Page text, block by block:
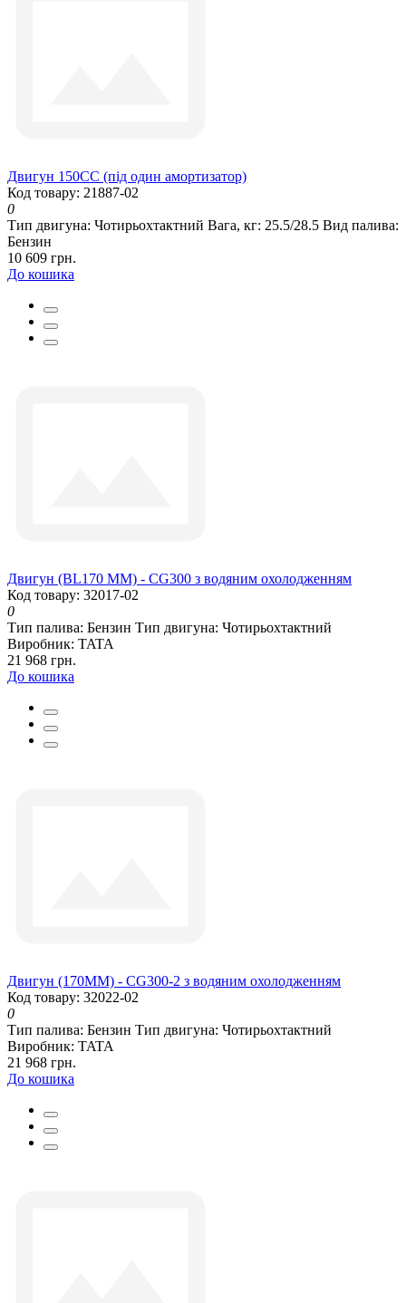
Двигун 150СС (під один амортизатор)
Код товару: 21887-02
0
Тип двигуна: Чотирьохтактний Вага, кг: 25.5/28.5 Вид палива:
Бензин
10 609 грн.
До кошика
Двигун (BL170 ММ) - CG300 з водяним охолодженням
Код товару: 32017-02
0
Тип палива: Бензин Тип двигуна: Чотирьохтактний
Виробник: TATA
21 968 грн.
До кошика
Двигун (170ММ) - CG300-2 з водяним охолодженням
Код товару: 32022-02
0
Тип палива: Бензин Тип двигуна: Чотирьохтактний
Виробник: TATA
21 968 грн.
До кошика